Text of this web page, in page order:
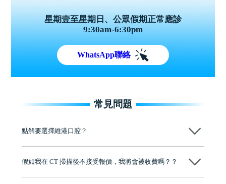
星期壹至星期日、公眾假期正常應診
9:30am-6:30pm
WhatsApp聯絡
常見問題
點解要選擇維港口腔？
維港口腔踐行「醫道濟世」的大學校訓，各分院匯聚來自香港、內地的
牌」、「2025香港企業領袖品牌」，是諾貝爾種植系統全球放心植牙中
至今已服務超過三十個國家和地區的顧客，受到粵港澳大灣區及周邊城
假如我在 CT 掃描後不接受報價，我將會被收費嗎？？